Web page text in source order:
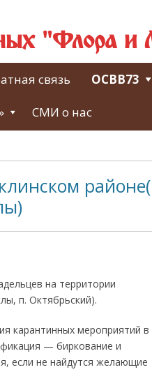
"Флора и
связь ОСВВ73
СМИ о нас
на территории
п. Октябрьский).
карантинных мероприятий в
— биркование и
если не найдутся желающие